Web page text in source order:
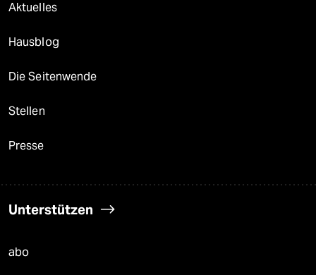
Aktuelles
Hausblog
Die Seitenwende
Stellen
Presse
Unterstützen
abo